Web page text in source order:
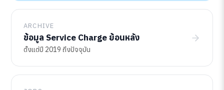
ARCHIVE
ข้อมูล Service Charge ย้อนหลัง
ตั้งแต่ปี 2019 ถึงปัจจุบัน